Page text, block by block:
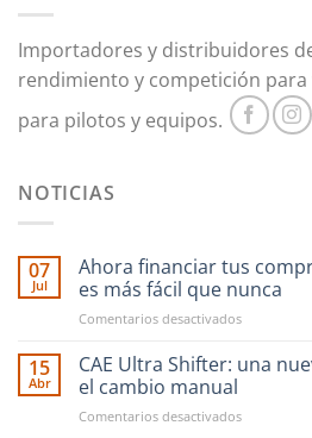
Importadores y distribuidores
rendimiento y competición
para pilotos y equipos.
NOTICIAS
07
Jul
Ahora financiar tus
es más fácil que nunca
Comentarios desactivadosen
financiar
en
15
Abr
CAE Ultra Shifter: una
el cambio manual
Comentarios desactivadosen